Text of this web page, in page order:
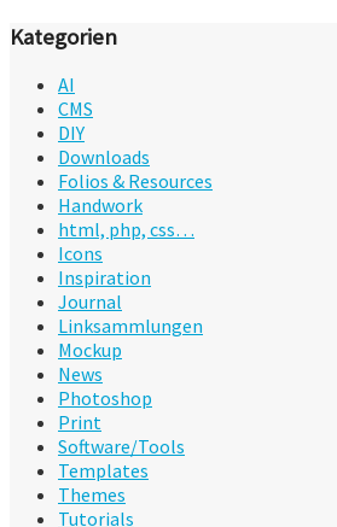
Kategorien
AI
CMS
DIY
Downloads
Folios & Resources
Handwork
html, php, css…
Icons
Inspiration
Journal
Linksammlungen
Mockup
News
Photoshop
Print
Software/Tools
Templates
Themes
Tutorials